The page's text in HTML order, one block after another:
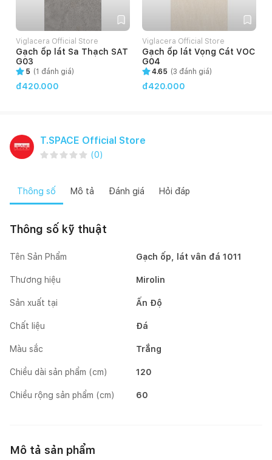
Viglacera Official Store
Gạch ốp lát Sa Thạch SAT
G03
5 (1 đánh giá)
đ420.000
Viglacera Official Store
Gạch ốp lát Vọng Cát VOC
G04
4.65 (3 đánh giá)
đ420.000
T.SPACE Official Store
(0)
Thông số Mô tả Đánh giá Hỏi đáp
Thông số kỹ thuật
Tên Sản Phẩm Gạch ốp, lát vân đá 1011
Thương hiệu Mirolin
Sản xuất tại Ấn Độ
Chất liệu Đá
Màu sắc Trắng
Chiều dài sản phẩm (cm) 120
Chiều rộng sản phẩm (cm) 60
Mô tả sản phẩm